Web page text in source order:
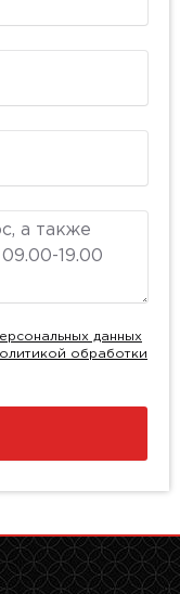
данных
обработки